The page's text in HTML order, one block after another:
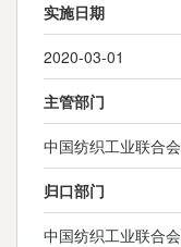
实施日期
2020-03-01
主管部门
中国纺织工业联合会
归口部门
中国纺织工业联合会